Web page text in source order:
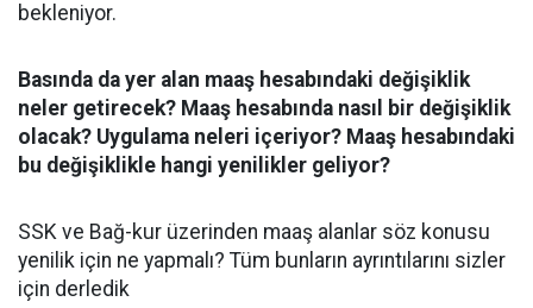
bekleniyor.
Basında da yer alan maaş hesabındaki değişiklik
neler getirecek? Maaş hesabında nasıl bir değişiklik
olacak? Uygulama neleri içeriyor? Maaş hesabındaki
bu değişiklikle hangi yenilikler geliyor?
SSK ve Bağ-kur üzerinden maaş alanlar söz konusu
yenilik için ne yapmalı? Tüm bunların ayrıntılarını sizler
için derledik